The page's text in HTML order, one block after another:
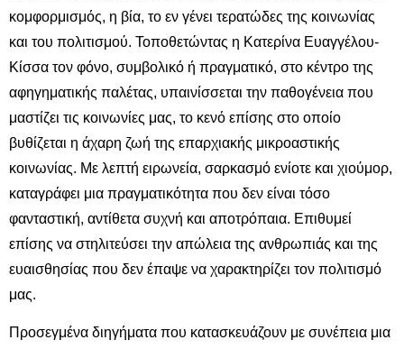
κομφορμισμός, η βία, το εν γένει τερατώδες της κοινωνίας
και του πολιτισμού. Τοποθετώντας η Κατερίνα Ευαγγέλου-
Κίσσα τον φόνο, συμβολικό ή πραγματικό, στο κέντρο της
αφηγηματικής παλέτας, υπαινίσσεται την παθογένεια που
μαστίζει τις κοινωνίες μας, το κενό επίσης στο οποίο
βυθίζεται η άχαρη ζωή της επαρχιακής μικροαστικής
κοινωνίας. Με λεπτή ειρωνεία, σαρκασμό ενίοτε και χιούμορ,
καταγράφει μια πραγματικότητα που δεν είναι τόσο
φανταστική, αντίθετα συχνή και αποτρόπαια. Επιθυμεί
επίσης να στηλιτεύσει την απώλεια της ανθρωπιάς και της
ευαισθησίας που δεν έπαψε να χαρακτηρίζει τον πολιτισμό
μας.
Προσεγμένα διηγήματα που κατασκευάζουν με συνέπεια μια